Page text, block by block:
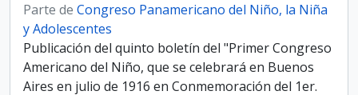
Parte de Congreso Panamericano del Niño, la Niña
y Adolescentes
Publicación del quinto boletín del "Primer Congreso
Americano del Niño, que se celebrará en Buenos
Aires en julio de 1916 en Conmemoración del 1er.